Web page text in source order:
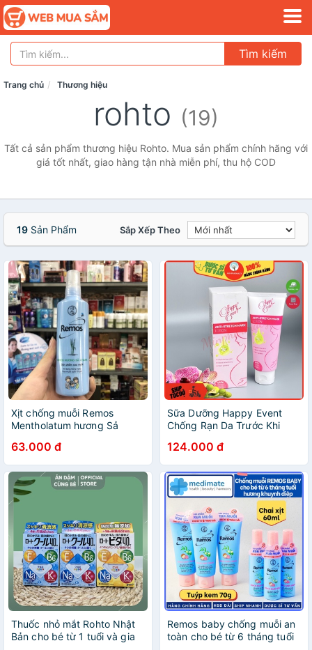
Tìm kiếm
Trang chủ Thương hiệu
rohto (19)
Tất cả sản phẩm thương hiệu Rohto. Mua sản phẩm chính hãng với
giá tốt nhất, giao hàng tận nhà miễn phí, thu hộ COD
19 Sản Phẩm Sắp Xếp Theo
Xịt chống muỗi Remos
Mentholatum hương Sả
63.000 đ
Sữa Dưỡng Happy Event
Chống Rạn Da Trước Khi
Massage Lotion -
Minpharmacy
124.000 đ
Thuốc nhỏ mắt Rohto Nhật
Bản cho bé từ 1 tuổi và gia
Remos baby chống muỗi an
toàn cho bé từ 6 tháng tuổi